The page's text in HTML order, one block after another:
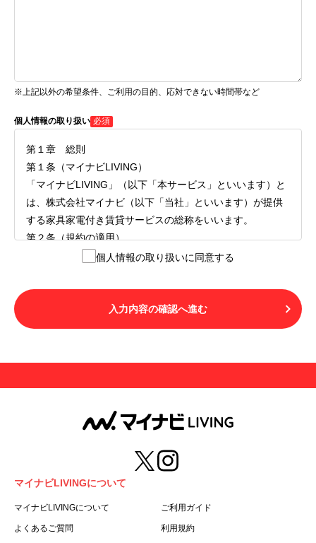
※上記以外の希望条件、ご利用の目的、応対できない時間帯など
個人情報の取り扱い 必須
第１章 総則
第１条（マイナビLIVING）
「マイナビLIVING」（以下「本サービス」といいます）と
は、株式会社マイナビ（以下「当社」といいます）が提供
する家具家電付き賃貸サービスの総称をいいます。
第２条（規約の適用）
１.本サービスを利用する者（以下「利用者」といいます）
LIVINGご契約にあたり取得する個人情報の取り扱いについ
て」の内容をすべて承諾したものとみなされます。不承諾
の意思表示は、本サービスを利用しないことをもってのみ
用することはできません。
第３条（用語の定義）
１.「本サ―ビス」とは、第１章第１条で規定する当社が運
営するマイナビLIVINGを意味します。
２.「利用者」とは、第１章第２条に規定する本サービスを
利用する個人を意味します。
３.「本サイト」とは、当社が運営する本サービスに関する
個人情報の取り扱いに同意する
入力内容の確認へ進む
マイナビLIVINGについて
マイナビLIVINGについて ご利用ガイド
よくあるご質問 利用規約